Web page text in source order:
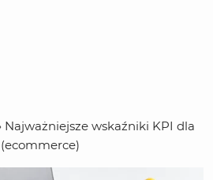
Najważniejsze wskaźniki KPI dla